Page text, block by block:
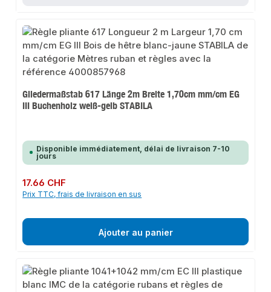
Gliedermaßstab 617 Länge 2m Breite 1,70cm mm/cm EG
III Buchenholz weiß-gelb STABILA
Disponible immédiatement, délai de livraison 7-10
jours
Prix régulier :
17.66 CHF
Prix TTC, frais de livraison en sus
Ajouter au panier